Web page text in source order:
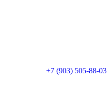
+7 (903) 505-88-03